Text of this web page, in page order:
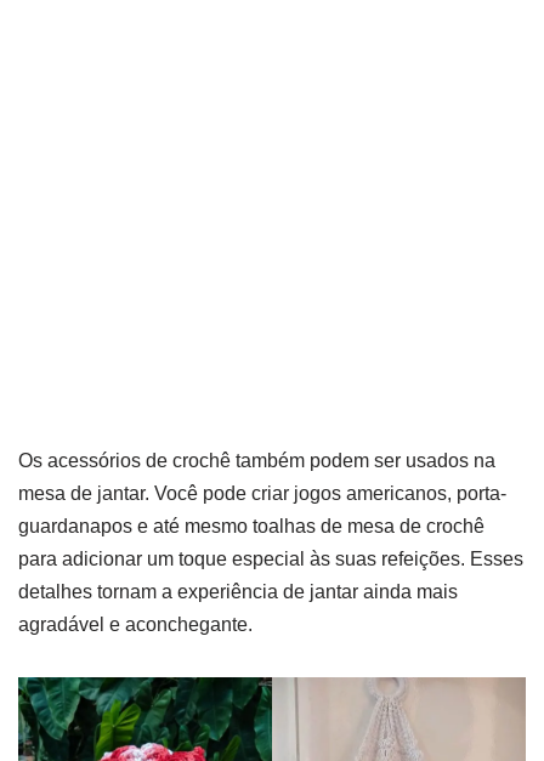
Os acessórios de crochê também podem ser usados na
mesa de jantar. Você pode criar jogos americanos, porta-
guardanapos e até mesmo toalhas de mesa de crochê
para adicionar um toque especial às suas refeições. Esses
detalhes tornam a experiência de jantar ainda mais
agradável e aconchegante.